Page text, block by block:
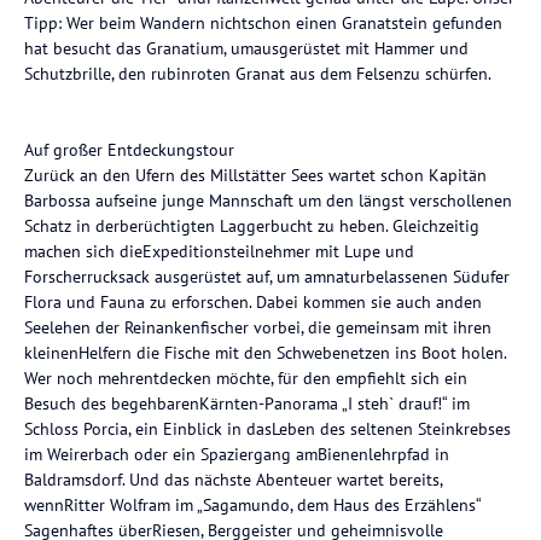
Tipp: Wer beim Wandern nichtschon einen Granatstein gefunden
hat besucht das Granatium, umausgerüstet mit Hammer und
Schutzbrille, den rubinroten Granat aus dem Felsenzu schürfen.
Auf großer Entdeckungstour
Zurück an den Ufern des Millstätter Sees wartet schon Kapitän
Barbossa aufseine junge Mannschaft um den längst verschollenen
Schatz in derberüchtigten Laggerbucht zu heben. Gleichzeitig
machen sich dieExpeditionsteilnehmer mit Lupe und
Forscherrucksack ausgerüstet auf, um amnaturbelassenen Südufer
Flora und Fauna zu erforschen. Dabei kommen sie auch anden
Seelehen der Reinankenfischer vorbei, die gemeinsam mit ihren
kleinenHelfern die Fische mit den Schwebenetzen ins Boot holen.
Wer noch mehrentdecken möchte, für den empfiehlt sich ein
Besuch des begehbarenKärnten-Panorama „I steh` drauf!“ im
Schloss Porcia, ein Einblick in dasLeben des seltenen Steinkrebses
im Weirerbach oder ein Spaziergang amBienenlehrpfad in
Baldramsdorf. Und das nächste Abenteuer wartet bereits,
wennRitter Wolfram im „Sagamundo, dem Haus des Erzählens“
Sagenhaftes überRiesen, Berggeister und geheimnisvolle